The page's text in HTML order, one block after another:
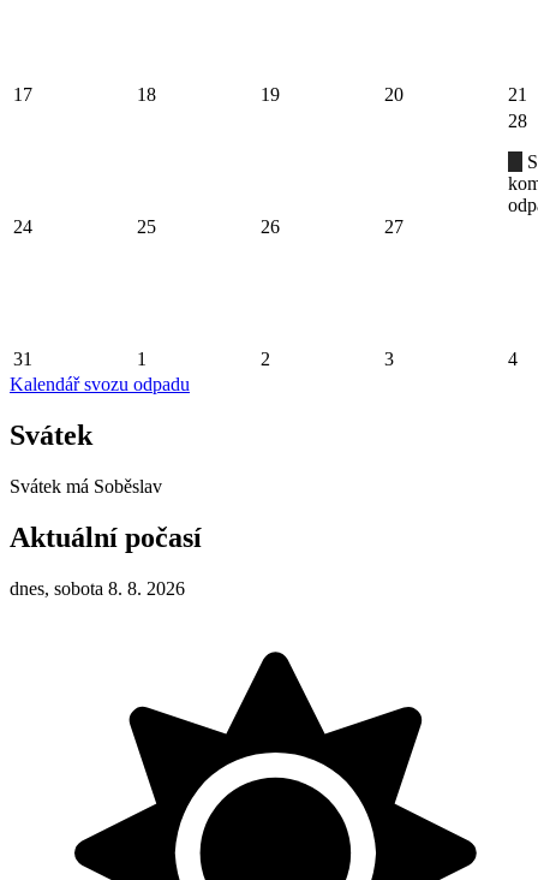
17 18 19 20 21
24 25 26 27
28
31 1 2 3
4
Kalendář svozu odpadu
Svátek
Svátek má Soběslav
Aktuální počasí
dnes, sobota 8. 8. 2026